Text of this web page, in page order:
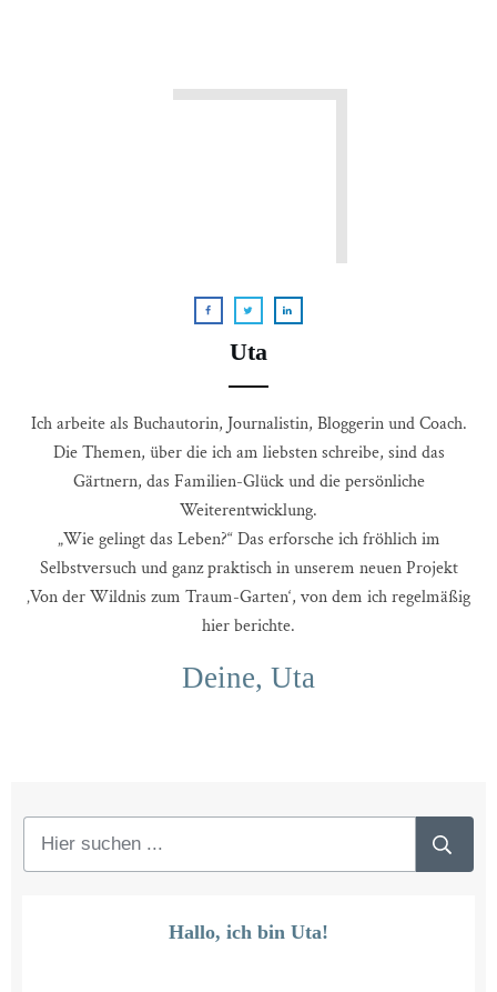
Uta
Ich arbeite als Buchautorin, Journalistin, Bloggerin und Coach.
Die Themen, über die ich am liebsten schreibe, sind das
Gärtnern, das Familien-Glück und die persönliche
Weiterentwicklung.
„Wie gelingt das Leben?“ Das erforsche ich fröhlich im
Selbstversuch und ganz praktisch in unserem neuen Projekt
‚Von der Wildnis zum Traum-Garten‘, von dem ich regelmäßig
hier berichte.
Deine, Uta
Hallo, ich bin Uta!